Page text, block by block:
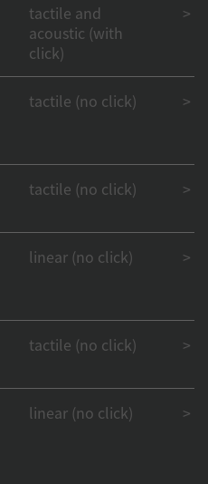
tactile and
acoustic (with
click)
>
tactile (no click) >
tactile (no click) >
linear (no click) >
tactile (no click) >
linear (no click) >